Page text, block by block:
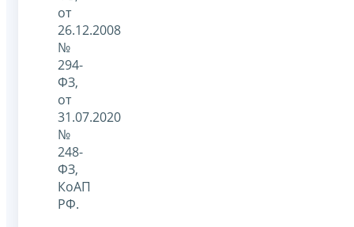
от
26.12.2008
№
294-
ФЗ,
от
31.07.2020
№
248-
ФЗ,
КоАП
РФ.